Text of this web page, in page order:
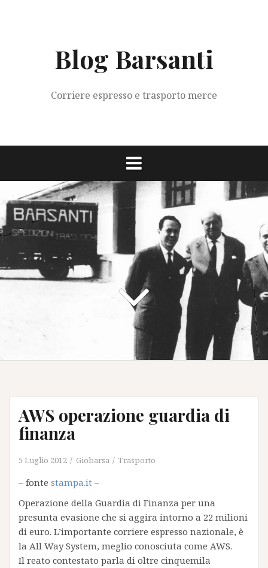
Blog Barsanti
Corriere espresso e trasporto merce
AWS operazione guardia di
finanza
5 Luglio 2012 Giobarsa Trasporto
– fonte stampa.it –
Operazione della Guardia di Finanza per una
presunta evasione che si aggira intorno a 22 milioni
di euro. L’importante corriere espresso nazionale, è
la All Way System, meglio conosciuta come AWS.
Il reato contestato parla di oltre cinquemila